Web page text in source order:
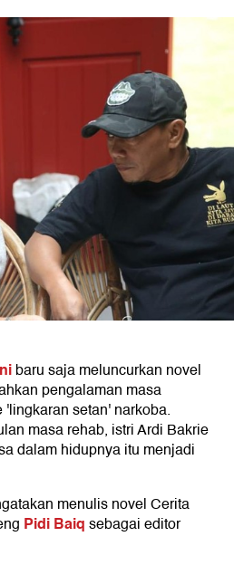
baru saja meluncurkan novel
pengalaman masa
setan' narkoba.
masa rehab, istri Ardi Bakrie
dalam hidupnya itu menjadi
menulis novel Cerita
Pidi Baiqsebagai editor